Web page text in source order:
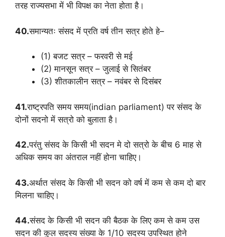
तरह राज्यसभा में भी विपक्ष का नेता होता है।
40.समान्यतः संसद में प्रति वर्ष तीन सत्र होते हे–
(1) बजट सत्र – फरवरी से मई
(2) मानसून सत्र – जुलाई से सितंबर
(3) शीतकालीन सत्र – नवंबर से दिसंबर
41.राष्ट्रपति समय समय(indian parliament) पर संसद के
दोनों सदनो में सत्रो को बुलाता है।
42.परंतु संसद के किसी भी सदन मे दो सत्रो के बीच 6 माह से
अधिक समय का अंतराल नहीं होना चाहिए।
43.अर्थात संसद के किसी भी सदन को वर्ष में कम से कम दो बार
मिलना चाहिए।
44.संसद के किसी भी सदन की बैठक के लिए कम से कम उस
सदन की कुल सदस्य संख्या के 1/10 सदस्य उपस्थित होने